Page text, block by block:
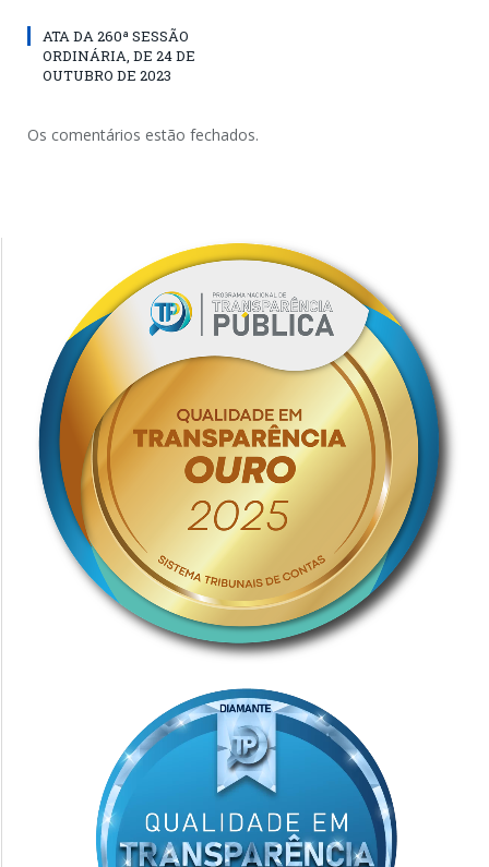
ATA DA 260ª SESSÃO
ORDINÁRIA, DE 24 DE
OUTUBRO DE 2023
Os comentários estão fechados.